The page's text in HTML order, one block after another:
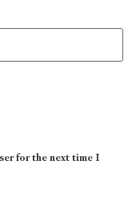
for the next time I